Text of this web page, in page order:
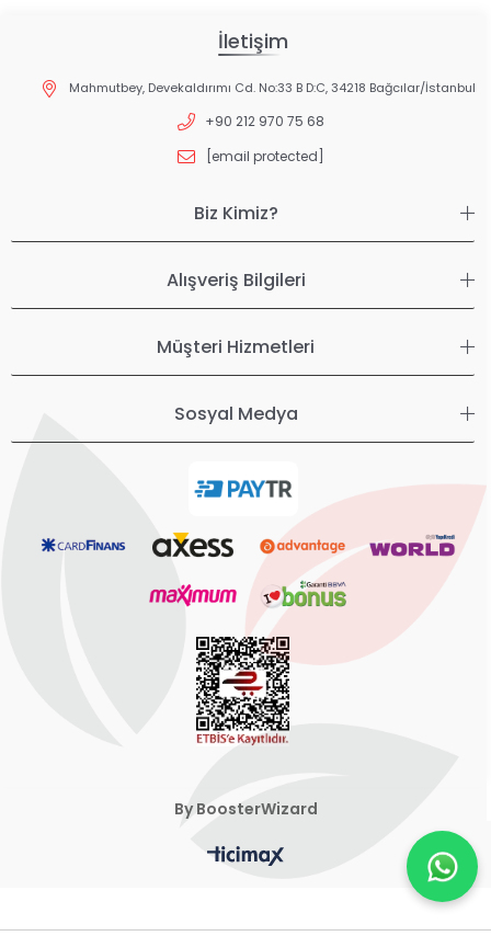
İletişim
Mahmutbey, Devekaldırımı Cd. No:33 B D:C, 34218 Bağcılar/İstanbul
+90 212 970 75 68
[email protected]
Biz Kimiz?
Alışveriş Bilgileri
Müşteri Hizmetleri
Sosyal Medya
By BoosterWizard